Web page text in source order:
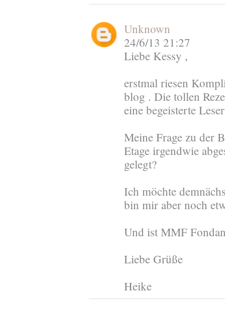
Unknown
24/6/13 21:27
Liebe Kessy ,
erstmal riesen
blog . Die tollen
eine begeisterte
Meine Frage zu der
Etage irgendwie
gelegt?
Ich möchte
bin mir aber noch
Und ist MMF
Liebe Grüße
Heike